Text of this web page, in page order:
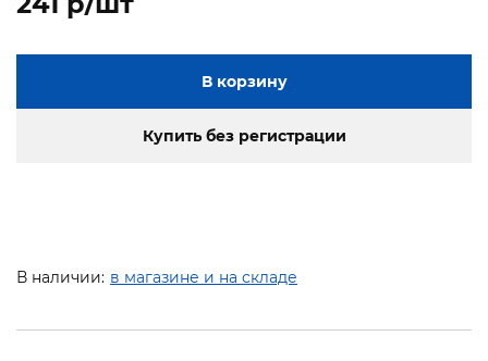
В корзину
Купить без регистрации
В наличии: в магазине и на складе